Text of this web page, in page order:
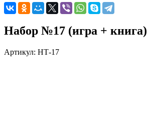
Набор №17 (игра + книга)
Артикул: НТ-17